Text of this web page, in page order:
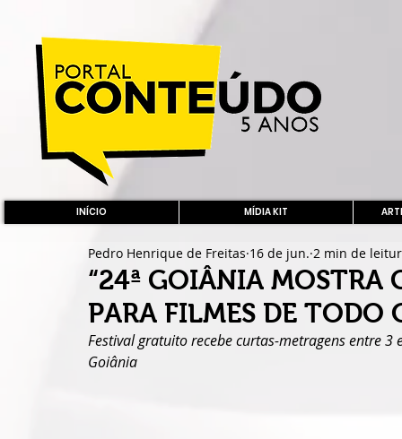
INÍCIO MÍDIA KIT
“24ª GOIÂNIA MOSTRA
PARA FILMES DE TODO
Pedro Henrique de Freitas 16 de jun. 2 min de
Festival gratuito recebe curtas-metragens entre
Goiânia